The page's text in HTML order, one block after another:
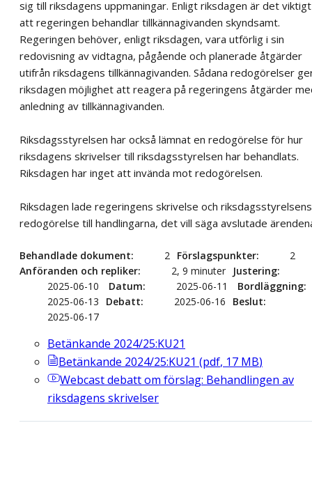
sig till riksdagens uppmaningar. Enligt riksdagen är det viktigt
att regeringen behandlar tillkännagivanden skyndsamt.
Regeringen behöver, enligt riksdagen, vara utförlig i sin
redovisning av vidtagna, pågående och planerade åtgärder
utifrån riksdagens tillkännagivanden. Sådana redogörelser
riksdagen möjlighet att reagera på regeringens åtgärder
anledning av tillkännagivanden.
Riksdagsstyrelsen har också lämnat en redogörelse för hur
riksdagens skrivelser till riksdagsstyrelsen har behandlats.
Riksdagen har inget att invända mot redogörelsen.
Riksdagen lade regeringens skrivelse och riksdagsstyrelsens
redogörelse till handlingarna, det vill säga avslutade
Behandlade dokument 2 Förslagspunkter
2
Anföranden och repliker
2, 9 minuter
Justering
2025-06-10
Datum 2025-06-11
Bordläggning
2025-06-13
Debatt 2025-06-16
Beslut
2025-06-17
Betänkande 2024/25:KU21
Betänkande 2024/25:KU21 (pdf, 17 MB)
Webcastdebatt om förslag: Behandlingen av
riksdagens skrivelser